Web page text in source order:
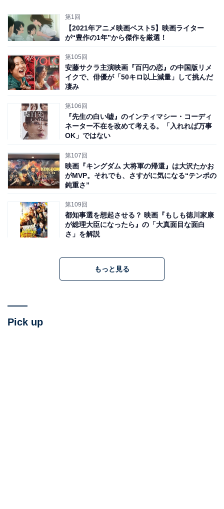
第1回
【2021年アニメ映画ベスト5】映画ライター
が“豊作の1年”から傑作を厳選！
第105回
安藤サクラ主演映画『百円の恋』の中国版リメ
イクで、俳優が「50キロ以上減量」して挑んだ
凄み
第106回
『先生の白い嘘』のインティマシー・コーディ
ネーター不在を改めて考える。「入れれば万事
OK」ではない
第107回
映画『キングダム 大将軍の帰還』は大沢たかお
がMVP。それでも、さすがに気になる“テンポの
鈍重さ”
第109回
都知事選を想起させる？ 映画『もしも徳川家康
が総理大臣になったら』の「大真面目な面白
さ」を解説
もっと見る
Pick up